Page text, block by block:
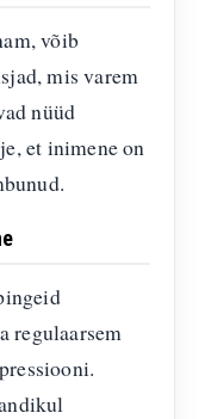
võib
mis varem
nüüd
et inimene on
regulaarsem